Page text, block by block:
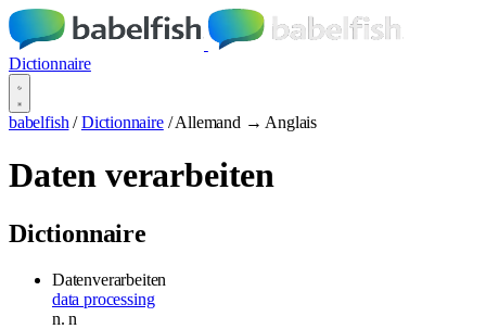
Dictionnaire
babelfish / Dictionnaire / Allemand → Anglais
Daten verarbeiten
Dictionnaire
Datenverarbeiten
data processing
n.n